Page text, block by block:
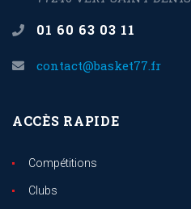
01 60 63 03 11
contact@basket77.fr
ACCÈS RAPIDE
Compétitions
Clubs